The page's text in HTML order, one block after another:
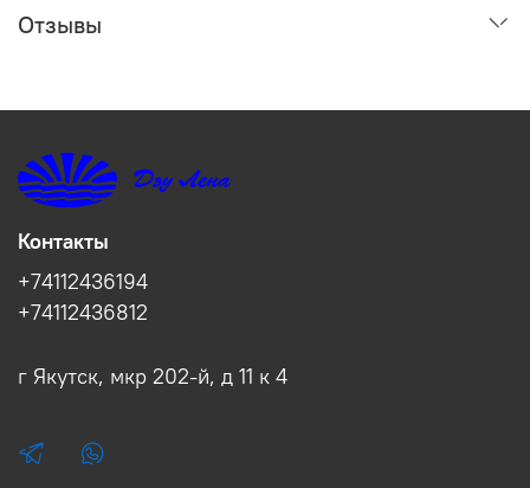
Отзывы
Контакты
+74112436194
+74112436812
г Якутск, мкр 202-й, д 11 к 4